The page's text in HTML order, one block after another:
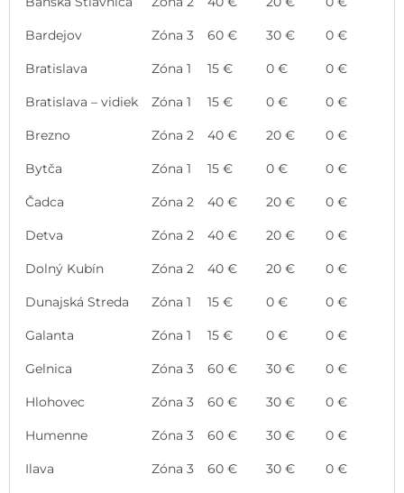
Bardejov Zóna 3 60 € 30 € 0 €
Bratislava Zóna 1 15 € 0 € 0 €
Bratislava – vidiek Zóna 1 15 € 0 € 0 €
Brezno Zóna 2 40 € 20 € 0 €
Bytča Zóna 1 15 € 0 € 0 €
Čadca Zóna 2 40 € 20 € 0 €
Detva Zóna 2 40 € 20 € 0 €
Dolný Kubín Zóna 2 40 € 20 € 0 €
Dunajská Streda Zóna 1 15 € 0 € 0 €
Galanta Zóna 1 15 € 0 € 0 €
Gelnica Zóna 3 60 € 30 € 0 €
Hlohovec Zóna 3 60 € 30 € 0 €
Humenne Zóna 3 60 € 30 € 0 €
Ilava Zóna 3 60 € 30 € 0 €